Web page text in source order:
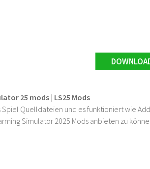
25 mods | LS25 Mods
Spiel Quelldateien und es funktioniert wie
Simulator 2025 Mods anbieten zu